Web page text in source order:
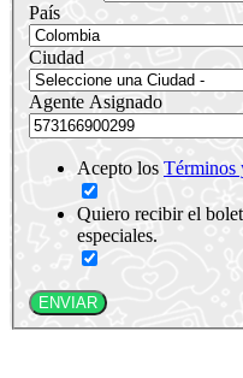
País
Ciudad
Agente Asignado
Acepto los Términos
Quiero recibir el
especiales.
ENVIAR